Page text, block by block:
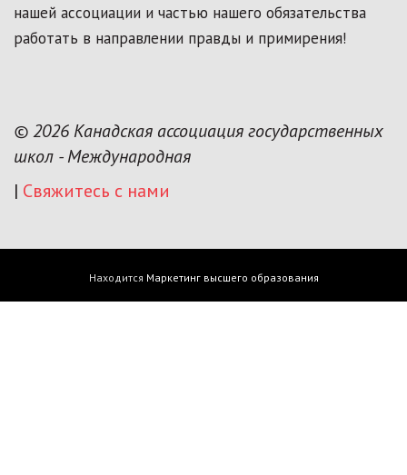
нашей ассоциации и частью нашего обязательства
работать в направлении правды и примирения!
© 2026 Канадская ассоциация государственных
школ - Международная
| Свяжитесь с нами
Находится Маркетинг высшего образования